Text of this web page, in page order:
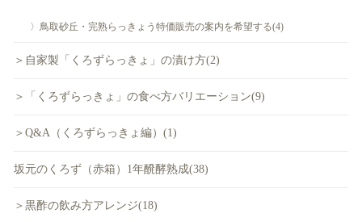
〉鳥取砂丘・完熟らっきょう特価販売の案内を希望する(4)
＞自家製「くろずらっきょ」の漬け方(2)
＞「くろずらっきょ」の食べ方バリエーション(9)
＞Q&A（くろずらっきょ編）(1)
坂元のくろず（赤箱）1年醗酵熟成(38)
＞黒酢の飲み方アレンジ(18)